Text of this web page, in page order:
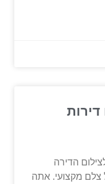
הדירה
מקצועי. אתה